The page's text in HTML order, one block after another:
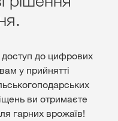
до цифрових
у прийнятті
ви отримаєте
гарних врожаїв!